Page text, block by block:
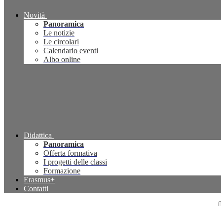
Novità
Panoramica
Le notizie
Le circolari
Calendario eventi
Albo online
Didattica
Panoramica
Offerta formativa
I progetti delle classi
Formazione
Erasmus+
Contatti